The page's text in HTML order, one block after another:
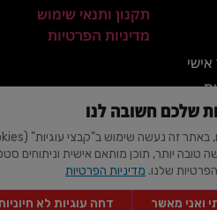
תקנון ותנאי שימוש
מדיניות הפרטיות
שלכם חשובה לנו
טובה יותר, תוכן מותאם אישית וניתוחים
שלנו. מדיניות הפרטיות
ואני מאשר דחה עוגיות לא